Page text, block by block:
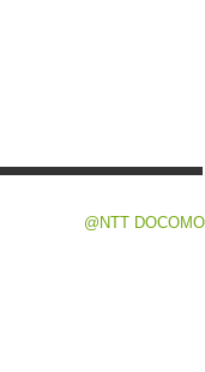
@NTT DOCOMO